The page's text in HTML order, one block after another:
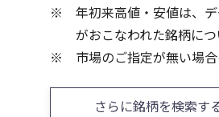
年初来高値・安値は、
がおこなわれた銘柄に
市場のご指定が無い場
さらに銘柄を検索す